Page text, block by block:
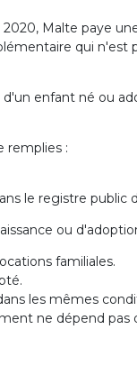
Malte paye
qui n'est
enfant né ou
remplies :
le registre public
ou
familiales.
les mêmes
ne dépend pas